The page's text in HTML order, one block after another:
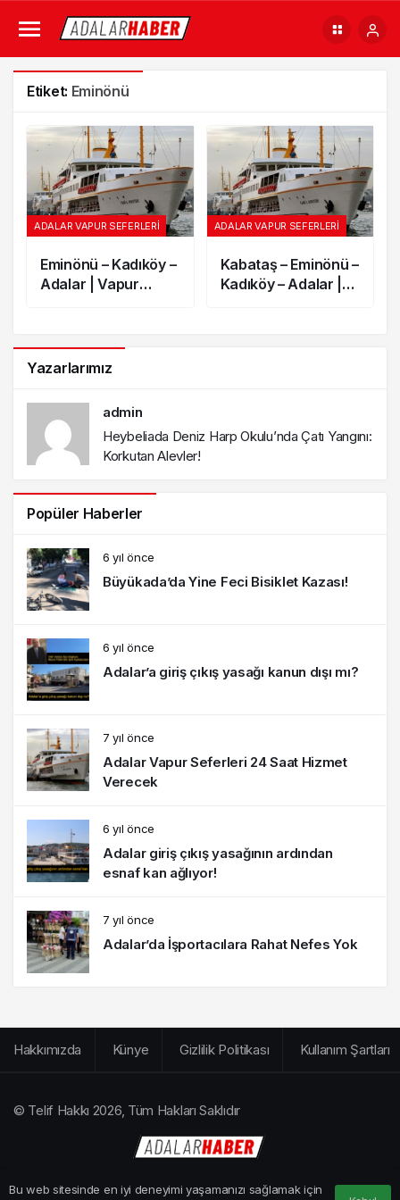
Etiket: Eminönü
ADALAR VAPUR SEFERLERI
Eminönü – Kadıköy –
Adalar | Vapur
ADALAR VAPUR SEFERLERI
Kabataş – Eminönü –
Kadıköy – Adalar |
Yazarlarımız
admin
Heybeliada Deniz Harp Okulu’nda Çatı Yangını:
Korkutan Alevler!
Popüler Haberler
6 yıl önce
Büyükada’da Yine Feci Bisiklet Kazası!
6 yıl önce
Adalar’a giriş çıkış yasağı kanun dışı mı?
7 yıl önce
Adalar Vapur Seferleri 24 Saat Hizmet
Verecek
6 yıl önce
Adalar giriş çıkış yasağının ardından
esnaf kan ağlıyor!
7 yıl önce
Adalar’da İşportacılara Rahat Nefes Yok
Bu web sitesinde en iyi deneyimi yaşamanızı sağlamak için
Hakkımızda Künye Gizlilik Politikası Kullanım Şartları
© Telif Hakkı 2026, Tüm Hakları Saklıdır